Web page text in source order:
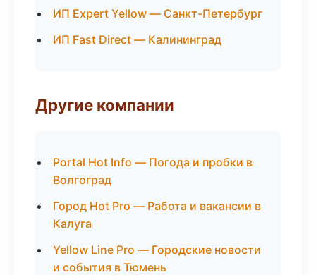
ИП Expert Yellow — Санкт-Петербург
ИП Fast Direct — Калининград
Другие компании
Portal Hot Info — Погода и пробки в
Волгоград
Город Hot Pro — Работа и вакансии в
Калуга
Yellow Line Pro — Городские новости
и события в Тюмень